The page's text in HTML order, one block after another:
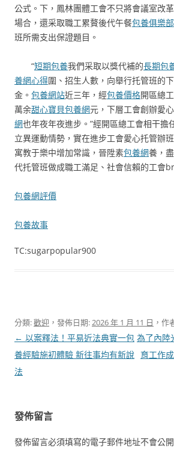
公式。下，鳳林團體工會不只將會議室改
場合，還采取職工累贅後代午餐包養俱樂部
班所需支出保證題目。
“短期包養我們采取以獎代補的長期包
養網心得圍、招生人數，向舉行托管班的
金。 包養網站近三年，經包養價格開區總
萬余甜心寶貝包養網元，下層工會創辦愛
網也年夜年夜進步。”經開區總工會相干擔
立異運動情勢，實在進步工會愛心托管辦
寓教于樂中增加常識，晉陞素包養網養，盡
代托管班做成職工滿足、社會信賴的工會
包養網評價
包養故事
TC:sugarpopular900
分類:歡迎 ，發佈日期:2026 年 1 月 11 日 ，作
文
章
導
← 以案釋法！平易近法典實一包
養經驗施初體驗 新往事均有新說
法
為了內
育工作
發佈留言
發佈留言必須填寫的電子郵件地址不會公開